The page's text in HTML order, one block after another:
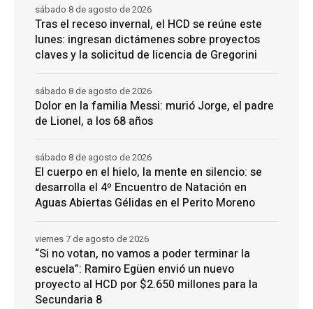
Tras el receso invernal, el HCD se reúne este
lunes: ingresan dictámenes sobre proyectos
claves y la solicitud de licencia de Gregorini
sábado 8 de agosto de 2026
Dolor en la familia Messi: murió Jorge, el padre
de Lionel, a los 68 años
sábado 8 de agosto de 2026
El cuerpo en el hielo, la mente en silencio: se
desarrolla el 4º Encuentro de Natación en
Aguas Abiertas Gélidas en el Perito Moreno
sábado 8 de agosto de 2026
“Si no votan, no vamos a poder terminar la
escuela”: Ramiro Egüen envió un nuevo
proyecto al HCD por $2.650 millones para la
Secundaria 8
viernes 7 de agosto de 2026